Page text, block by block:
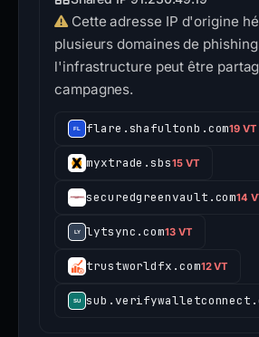
Cette adresse IP d'origine
plusieurs domaines de
l'infrastructure peut être
campagnes.
flare.shafultonb.com19 VT
myxtrade.sbs15 VT
securedgreenvault.com14
lytsync.com13 VT
trustworldfx.com12 VT